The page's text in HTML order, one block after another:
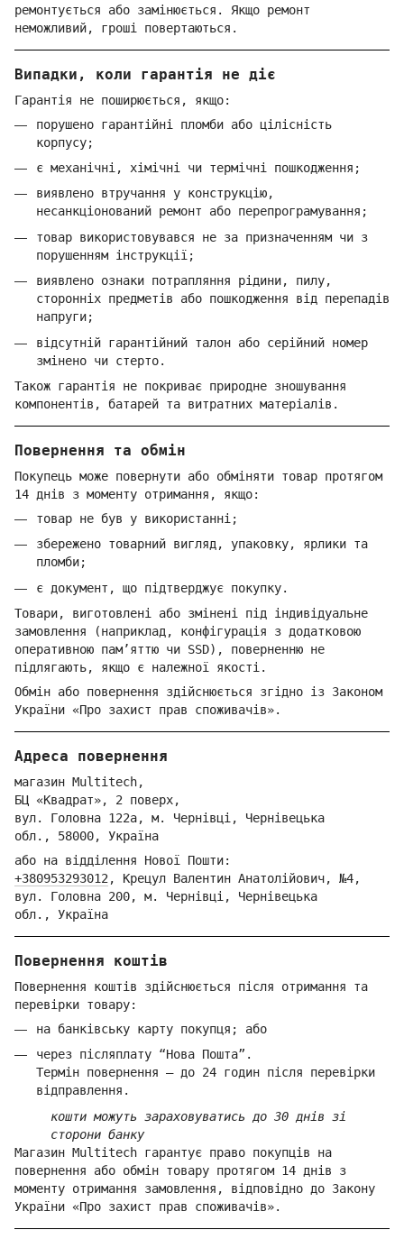
ремонтується або замінюється. Якщо ремонт
неможливий, гроші повертаються.
Випадки, коли гарантія не діє
Гарантія не поширюється, якщо:
порушено гарантійні пломби або цілісність
корпусу;
є механічні, хімічні чи термічні пошкодження;
виявлено втручання у конструкцію,
несанкціонований ремонт або перепрограмування;
товар використовувався не за призначенням чи з
порушенням інструкції;
виявлено ознаки потрапляння рідини, пилу,
сторонніх предметів або пошкодження від перепадів
напруги;
відсутній гарантійний талон або серійний номер
змінено чи стерто.
Також гарантія не покриває природне зношування
компонентів, батарей та витратних матеріалів.
Повернення та обмін
Покупець може повернути або обміняти товар протягом
14 днів з моменту отримання, якщо:
товар не був у використанні;
збережено товарний вигляд, упаковку, ярлики та
пломби;
є документ, що підтверджує покупку.
Товари, виготовлені або змінені під індивідуальне
замовлення (наприклад, конфігурація з додатковою
оперативною пам’яттю чи SSD), поверненню не
підлягають, якщо є належної якості.
Обмін або повернення здійснюється згідно із Законом
України «Про захист прав споживачів».
Адреса повернення
магазин Multitech,
БЦ «Квадрат», 2 поверх,
вул. Головна 122а, м. Чернівці, Чернівецька
обл., 58000, Україна
або на відділення Нової Пошти:
+380953293012 , Крецул Валентин Анатолійович, №4,
вул. Головна 200, м. Чернівці, Чернівецька
обл., Україна
Повернення коштів
Повернення коштів здійснюється після отримання та
перевірки товару:
на банківську карту покупця; або
через післяплату “Нова Пошта”.
Термін повернення — до 24 годин після перевірки
відправлення.
кошти можуть зараховуватись до 30 днів зі
сторони банку
Магазин Multitech гарантує право покупців на
повернення або обмін товару протягом 14 днів з
моменту отримання замовлення, відповідно до Закону
України «Про захист прав споживачів».